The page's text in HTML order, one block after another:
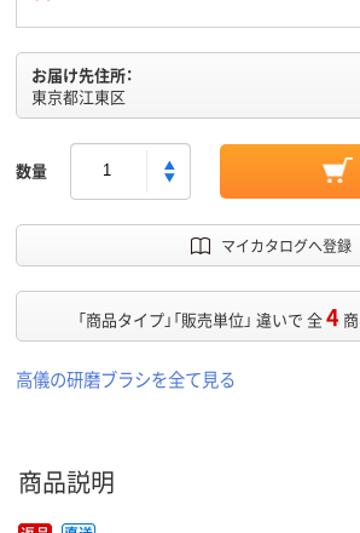
お届け先住所：
東京都江東区
数量
マイカタログへ登録
「商品タイプ」「販売単位」 違いで 全4
高儀の研磨ブラシを全て見る
商品説明